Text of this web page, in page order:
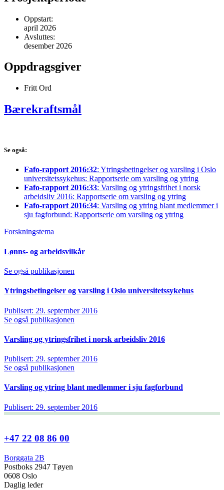
Oppstart:
april 2026
Avsluttes:
desember 2026
Oppdragsgiver
Fritt Ord
Bærekraftsmål
Se også:
Fafo-rapport 2016:32: Ytringsbetingelser og varsling i Oslo
universitetssykehus: Rapportserie om varsling og ytring
Fafo-rapport 2016:33: Varsling og ytringsfrihet i norsk
arbeidsliv 2016: Rapportserie om varsling og ytring
Fafo-rapport 2016:34: Varsling og ytring blant medlemmer i
sju fagforbund: Rapportserie om varsling og ytring
Forskningstema
Lønns- og arbeidsvilkår
Se også publikasjonen
Ytringsbetingelser og varsling i Oslo universitetssykehus
Publisert: 29. september 2016
Se også publikasjonen
Varsling og ytringsfrihet i norsk arbeidsliv 2016
Publisert: 29. september 2016
Se også publikasjonen
Varsling og ytring blant medlemmer i sju fagforbund
Publisert: 29. september 2016
+47 22 08 86 00
Borggata 2B
Postboks 2947 Tøyen
0608 Oslo
Daglig leder